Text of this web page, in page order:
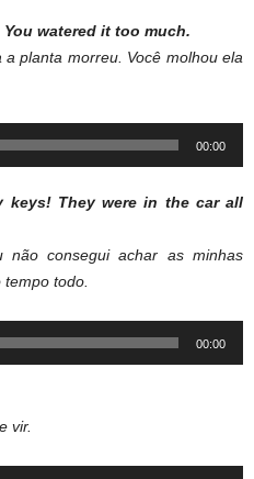
You watered it too much.
planta morreu. Você molhou ela
00:00
keys! They were in the car all
consegui achar as minhas
todo.
00:00
vir.